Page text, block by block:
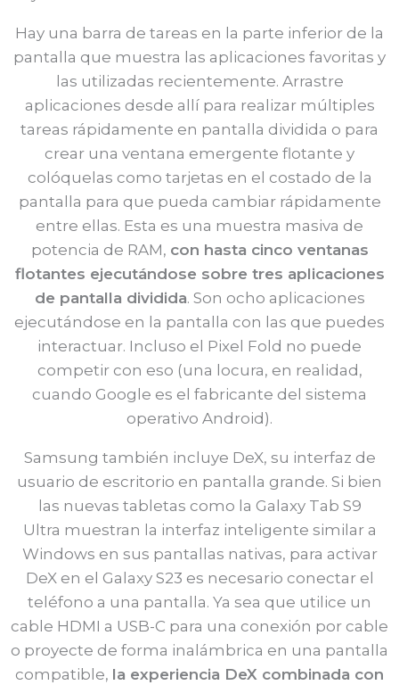
Hay una barra de tareas en la parte inferior de la
pantalla que muestra las aplicaciones favoritas y
las utilizadas recientemente. Arrastre
aplicaciones desde allí para realizar múltiples
tareas rápidamente en pantalla dividida o para
crear una ventana emergente flotante y
colóquelas como tarjetas en el costado de la
pantalla para que pueda cambiar rápidamente
entre ellas. Esta es una muestra masiva de
potencia de RAM, con hasta cinco ventanas
flotantes ejecutándose sobre tres aplicaciones
de pantalla dividida. Son ocho aplicaciones
ejecutándose en la pantalla con las que puedes
interactuar. Incluso el Pixel Fold no puede
competir con eso (una locura, en realidad,
cuando Google es el fabricante del sistema
operativo Android).
Samsung también incluye DeX, su interfaz de
usuario de escritorio en pantalla grande. Si bien
las nuevas tabletas como la Galaxy Tab S9
Ultra muestran la interfaz inteligente similar a
Windows en sus pantallas nativas, para activar
DeX en el Galaxy S23 es necesario conectar el
teléfono a una pantalla. Ya sea que utilice un
cable HDMI a USB-C para una conexión por cable
o proyecte de forma inalámbrica en una pantalla
compatible, la experiencia DeX combinada con